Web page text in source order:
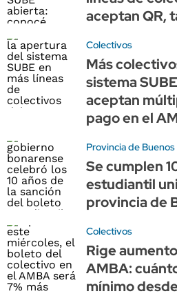
aceptan QR,
Colectivos
Más
sistema
aceptan
pago en el
Provincia de
Se cumplen
estudiantil
provincia de
Colectivos
Rige
AMBA:
mínimo